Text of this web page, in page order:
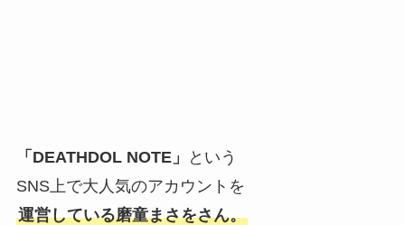
「DEATHDOL NOTE」
という
SNS上で大人気のアカウントを
運営している磨童まさをさん。